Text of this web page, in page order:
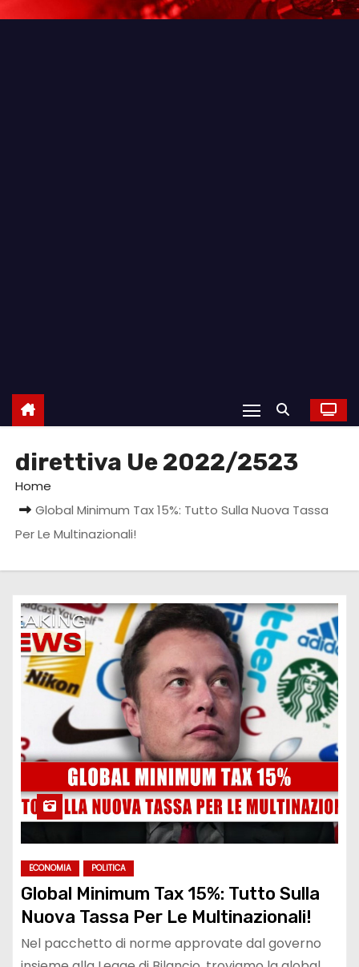
direttiva Ue 2022/2523
Home
Global Minimum Tax 15%: Tutto Sulla Nuova Tassa
Per Le Multinazionali!
ECONOMIA POLITICA
Global Minimum Tax 15%: Tutto Sulla
Nuova Tassa Per Le Multinazionali!
Nel pacchetto di norme approvate dal governo